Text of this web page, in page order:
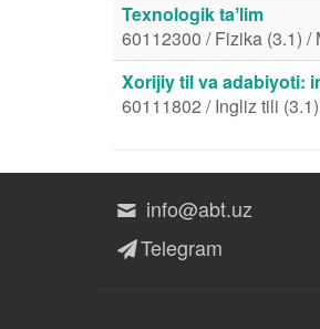
Texnologik taʼlim
60112300 / Fizika (3.1) /
Xorijiy til va adabiyoti:
60111802 / Ingliz tili
info@abt.uz
Telegram